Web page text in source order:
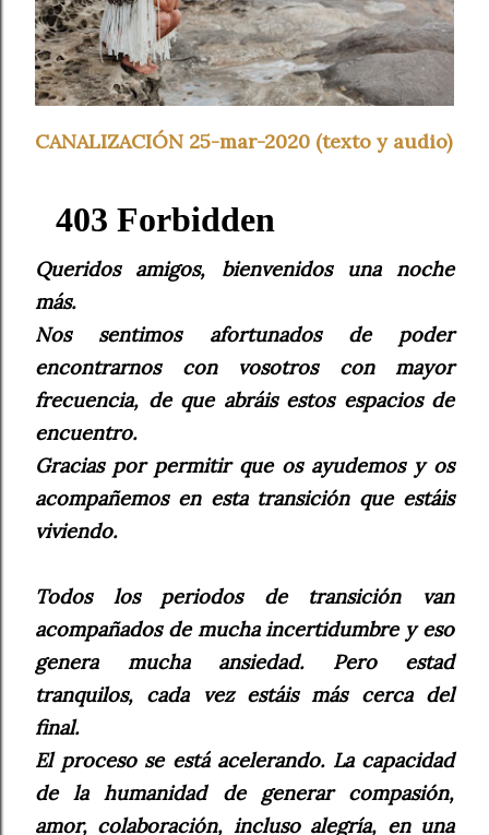
CANALIZACIÓN 25-mar-2020 (texto y audio)
Queridos amigos, bienvenidos una noche
más.
Nos sentimos afortunados de poder
encontrarnos con vosotros con mayor
frecuencia, de que abráis estos espacios de
encuentro.
Gracias por permitir que os ayudemos y os
acompañemos en esta transición que estáis
viviendo.
Todos los periodos de transición van
acompañados de mucha incertidumbre y eso
genera mucha ansiedad. Pero estad
tranquilos, cada vez estáis más cerca del
final.
El proceso se está acelerando. La capacidad
de la humanidad de generar compasión,
amor, colaboración, incluso alegría, en una